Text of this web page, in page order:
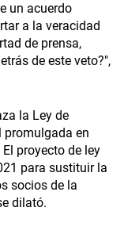
un acuerdo
a la veracidad
de prensa,
de este veto?",
la Ley de
promulgada en
proyecto de ley
para sustituir la
socios de la
dilató.